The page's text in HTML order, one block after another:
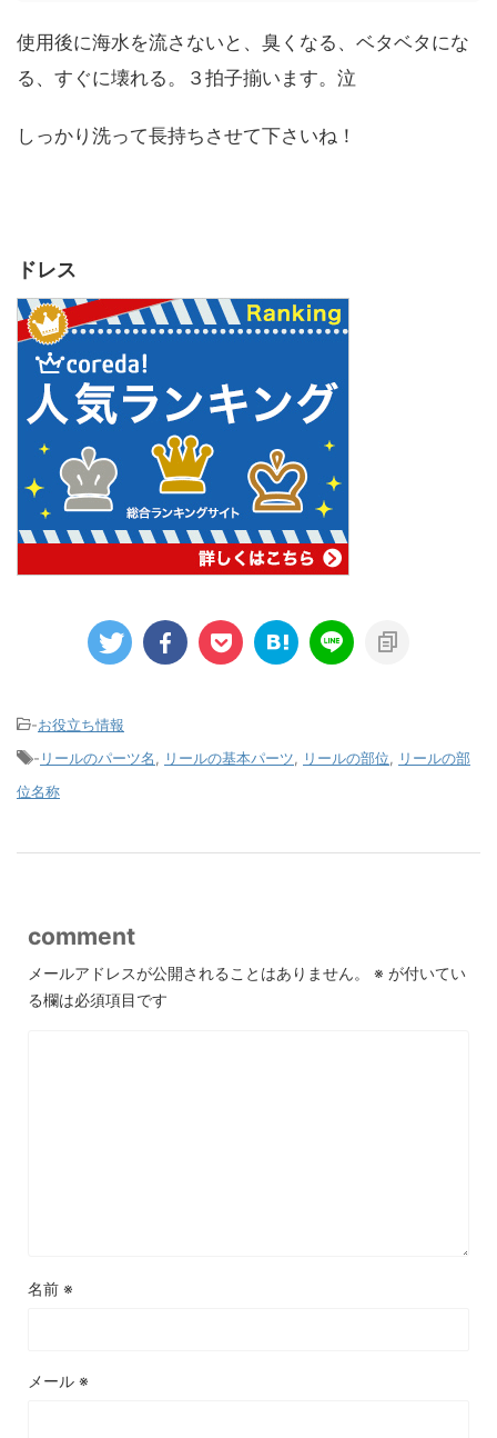
使用後に海水を流さないと、臭くなる、ベタベタにな
る、すぐに壊れる。３拍子揃います。泣
しっかり洗って長持ちさせて下さいね！
ドレス
-お役立ち情報
- リールのパーツ名 リールの基本パーツ リールの部位
リールの部
位名称
comment
メールアドレスが公開されることはありません。 ※ が付いてい
る欄は必須項目です
名前 ※
メール ※